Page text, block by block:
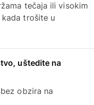
tečaja ili visokim
kada trošite u
uštedite na
obzira na